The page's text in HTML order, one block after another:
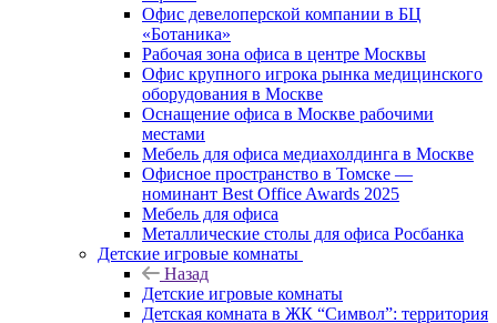
Офис девелоперской компании в БЦ
«Ботаника»
Рабочая зона офиса в центре Москвы
Офис крупного игрока рынка медицинского
оборудования в Москве
Оснащение офиса в Москве рабочими
местами
Мебель для офиса медиахолдинга в Москве
Офисное пространство в Томске —
номинант Best Office Awards 2025
Мебель для офиса
Металлические столы для офиса Росбанка
Детские игровые комнаты
Назад
Детские игровые комнаты
Детская комната в ЖК “Символ”: территория